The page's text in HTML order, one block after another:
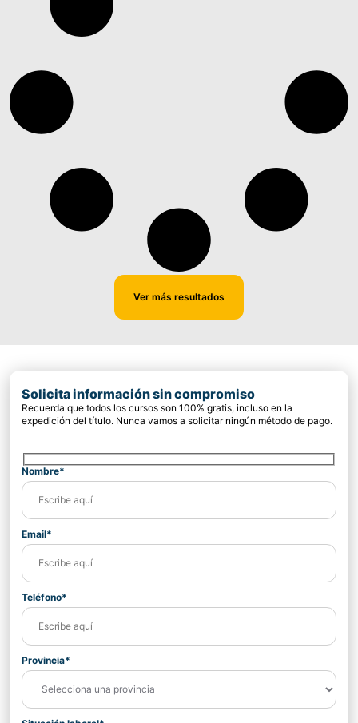
Ver más resultados
Solicita información sin compromiso
Recuerda que todos los cursos son 100% gratis, incluso en la
expedición del título. Nunca vamos a solicitar ningún método de pago.
Nombre*
Email*
Teléfono*
Provincia*